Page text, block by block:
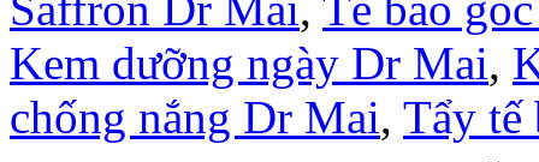
Kem dưỡng ngày Dr Mai,
chống nắng Dr Mai, Tẩy tế